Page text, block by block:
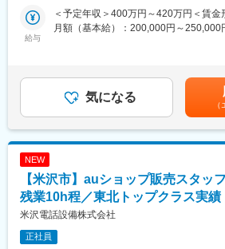
■当社の魅力：
◎働きやすい環境：月残業10h程度、育
ら2020年度まで10期連続増収中）
◎ホスピタリティー：お客様への気遣
ングを徹底することにより、会社全体
■入社後の研修：
入社後３～5日間の座学研修（企業理念
また、現在活躍している社員のほとん
り、前職では建設業、接客業、警察官
ますので、未経験からでも安心してご
プライベートの両立に合わせたキャリ
以降はチーフをお任せすることが多く
た社員もおりますので、スピード感を
す。
給与
＜予定年収＞400万円～420万円＜賃金
月額（基本給）：200,000円～250,000
給40万円＋賞与（経験6年）賃金はあ
り、選考を通じて上下する可能性があ
気になる
NEW
【米沢市】auショップ販売スタッ
残業10h程／東北トップクラス実績
米沢電話設備株式会社
正社員